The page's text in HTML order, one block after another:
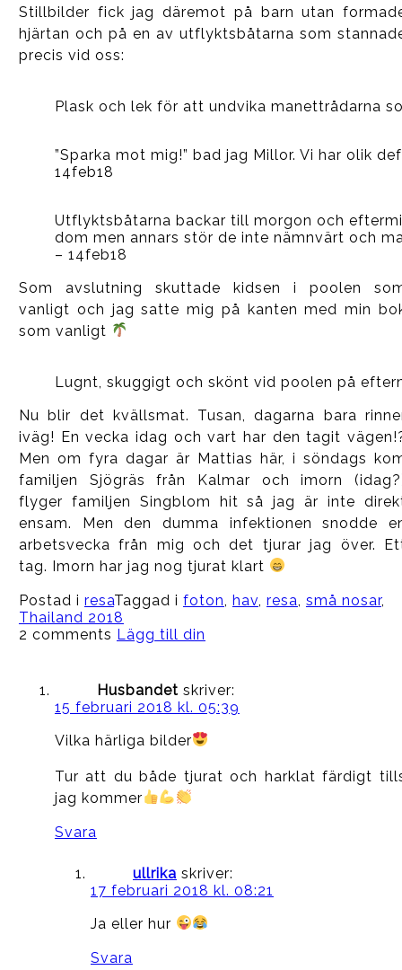
Stillbilder fick jag däremot på barn utan
hjärtan och på en av utflyktsbåtarna som
precis vid oss:
Plask och lek för att undvika manettrådarna
”Sparka mot mig!” bad jag Millor. Vi har olik
14feb18
Utflyktsbåtarna backar till morgon och
dom men annars stör de inte nämnvärt och
– 14feb18
Som avslutning skuttade kidsen i poolen
vanligt och jag satte mig på kanten med min
som vanligt
Lugnt, skuggigt och skönt vid poolen på
Nu blir det kvällsmat. Tusan, dagarna bara
iväg! En vecka idag och vart har den tagit
Men om fyra dagar är Mattias här, i söndags
familjen Sjögräs från Kalmar och imorn
flyger familjen Singblom hit så jag är inte
ensam. Men den dumma infektionen snodde
arbetsvecka från mig och det tjurar jag över.
tag. Imorn har jag nog tjurat klart
Postad i resaTaggad i foton, hav, resa, små nosar,
Thailand 2018
2 comments Lägg till din
Husbandet skriver:
15 februari 2018 kl. 05:39
Vilka härliga bilder
Tur att du både tjurat och harklat färdigt
jag kommer
Svara
ullrika skriver:
17 februari 2018 kl. 08:21
Ja eller hur
Svara